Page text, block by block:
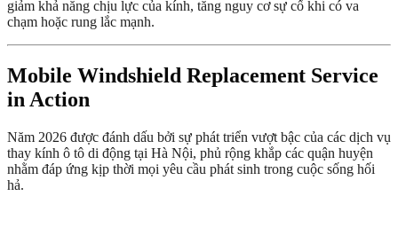
giảm khả năng chịu lực của kính, tăng nguy cơ sự cố khi có va
chạm hoặc rung lắc mạnh.
Mobile Windshield Replacement Service
in Action
Năm 2026 được đánh dấu bởi sự phát triển vượt bậc của các dịch vụ
thay kính ô tô di động tại Hà Nội, phủ rộng khắp các quận huyện
nhằm đáp ứng kịp thời mọi yêu cầu phát sinh trong cuộc sống hối
hả.